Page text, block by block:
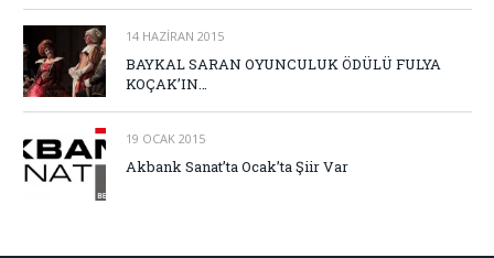
14 HAZIRAN 2015
BAYKAL SARAN OYUNCULUK ÖDÜLÜ FULYA
KOÇAK’IN…
19 OCAK 2015
Akbank Sanat’ta Ocak’ta Şiir Var